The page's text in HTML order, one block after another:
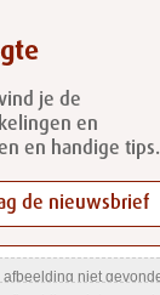
je de
en
en handige tips.
de nieuwsbrief